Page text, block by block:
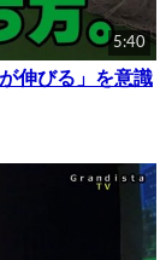
5:40
伸びる」を意識